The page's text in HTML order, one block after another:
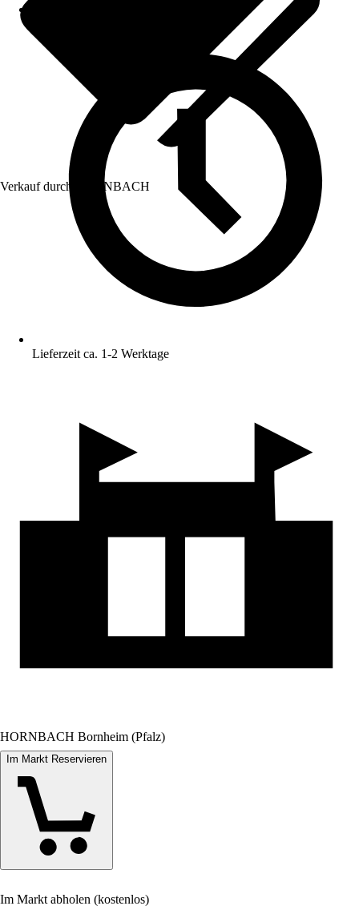
Verkauf durch: HORNBACH
Lieferzeit ca. 1-2 Werktage
HORNBACH Bornheim (Pfalz)
Im Markt Reservieren
Im Markt abholen (kostenlos)